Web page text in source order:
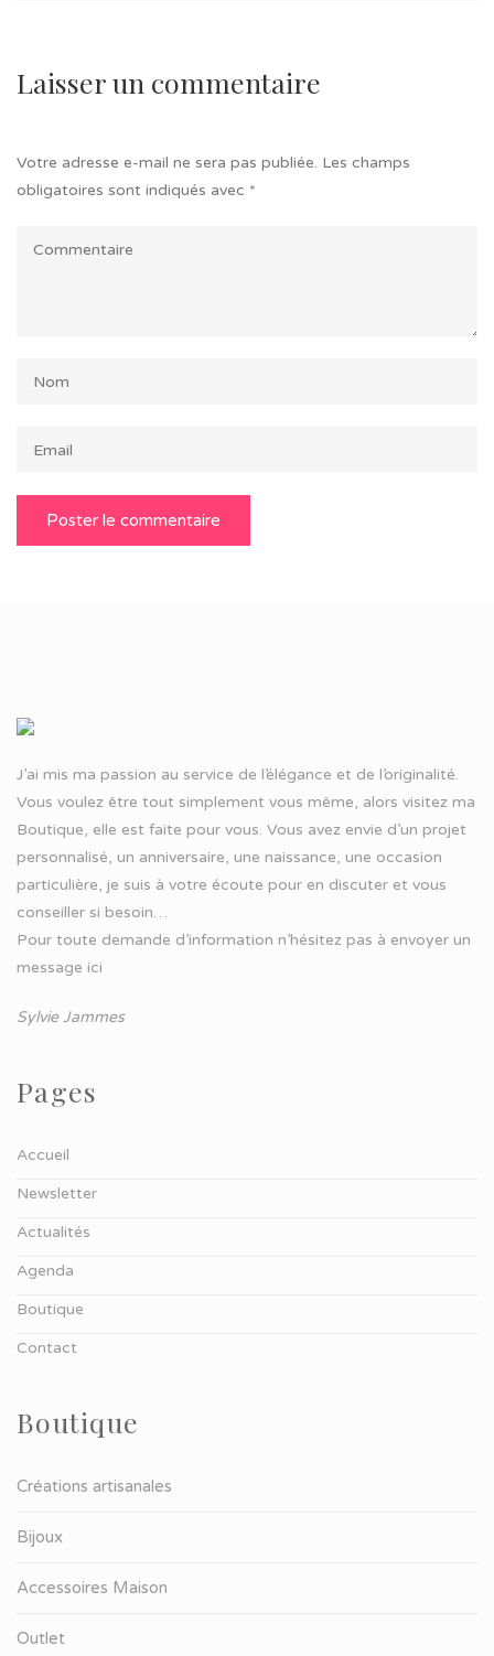
Laisser un commentaire
Votre adresse e-mail ne sera pas publiée. Les champs
obligatoires sont indiqués avec *
J’ai mis ma passion au service de l’élégance et de l’originalité.
Vous voulez être tout simplement vous même, alors visitez ma
Boutique, elle est faite pour vous. Vous avez envie d’un projet
personnalisé, un anniversaire, une naissance, une occasion
particulière, je suis à votre écoute pour en discuter et vous
conseiller si besoin…
Pour toute demande d’information n’hésitez pas à envoyer un
message ici
Sylvie Jammes
Pages
Accueil
Newsletter
Actualités
Agenda
Boutique
Contact
Boutique
Créations artisanales
Bijoux
Accessoires Maison
Outlet